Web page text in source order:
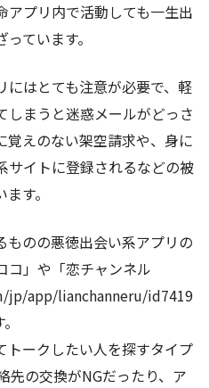
アプリ内で活動しても一生出
ています。
にはとても注意が必要で、軽
しまうと迷惑メールがどっさ
覚えのない架空請求や、身に
サイトに登録されるなどの被
す。
ものの悪徳出会い系アプリの
コ」や「恋チャンネル
jp/app/lianchanneru/id7419
トークしたい人を探すタイプ
先の交換がNGだったり、ア